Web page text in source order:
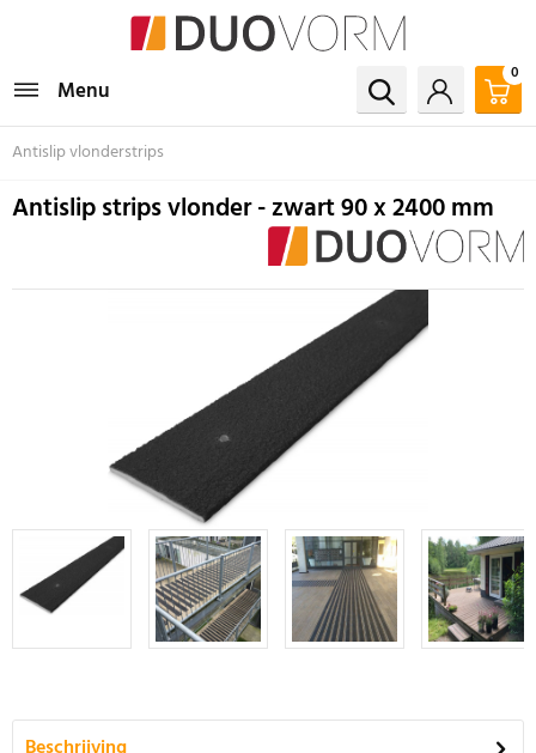
Menu
0
Antislip vlonderstrips
Antislip strips vlonder - zwart 90 x 2400 mm